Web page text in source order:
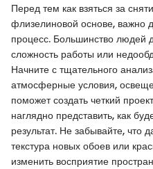
Перед тем как взяться за
флизелиновой основе, важно
процесс. Большинство людей
сложность работы или
Начните с тщательного
атмосферные условия,
поможет создать четкий
наглядно представить, как
результат. Не забывайте, что
текстура новых обоев или
изменить восприятие